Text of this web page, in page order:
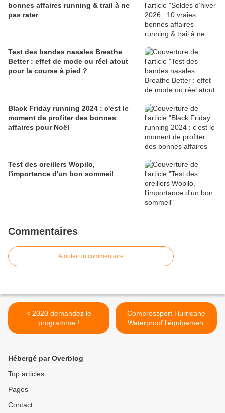
bonnes affaires running & trail à ne
pas rater
Test des bandes nasales Breathe
Better : effet de mode ou réel atout
pour la course à pied ?
Black Friday running 2024 : c'est le
moment de profiter des bonnes
affaires pour Noël
Test des oreillers Wopilo,
l'importance d'un bon sommeil
Commentaires
Ajouter un commentaire
< 2020 demandez le
programme !
Compressport Hurricane
Waterproof l'équipement
idéal contre les conditions
Hébergé par Overblog
Top articles
Pages
Contact